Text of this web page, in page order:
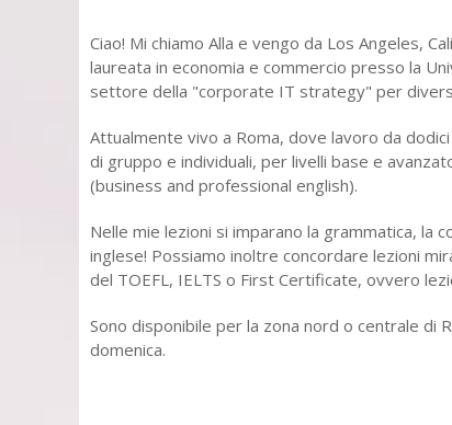
Ciao! Mi chiamo Alla e vengo da Los Angeles,
laureata in economia e commercio presso la
settore della "corporate IT strategy" per
Attualmente vivo a Roma, dove lavoro da
di gruppo e individuali, per livelli base e
(business and professional english).
Nelle mie lezioni si imparano la grammatica, la
inglese! Possiamo inoltre concordare lezioni
del TOEFL, IELTS o First Certificate, ovvero
Sono disponibile per la zona nord o centrale di
domenica.